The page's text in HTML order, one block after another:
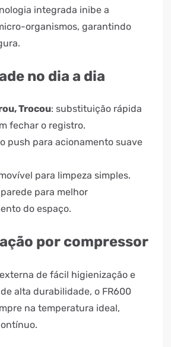
integrada inibe a
organismos, garantindo
no dia a dia
Trocou: substituição rápida
fechar o registro.
push para acionamento suave
para limpeza simples.
para melhor
do espaço.
por compressor
de fácil higienização e
alta durabilidade, o FR600
na temperatura ideal,